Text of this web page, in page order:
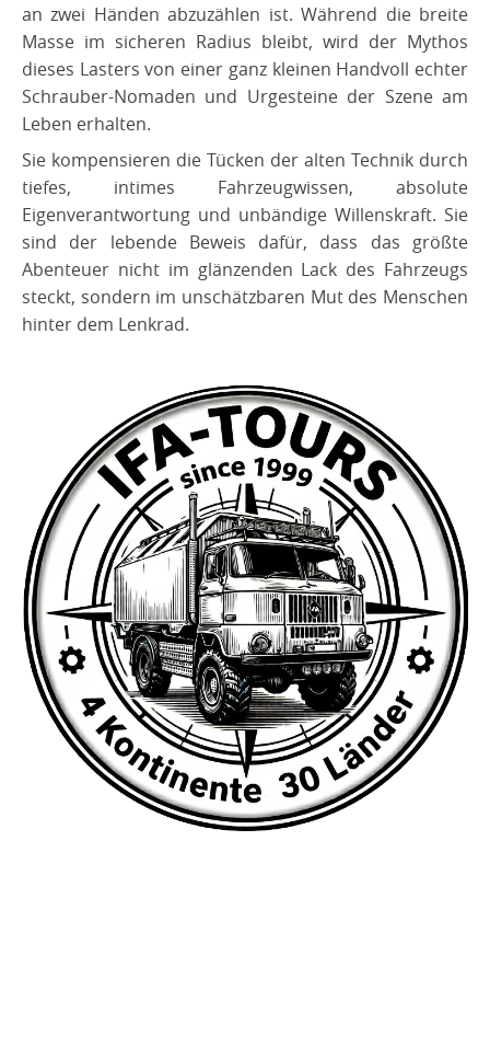
an zwei Händen abzuzählen ist. Während die breite
Masse im sicheren Radius bleibt, wird der Mythos
dieses Lasters von einer ganz kleinen Handvoll echter
Schrauber-Nomaden und Urgesteine der Szene am
Leben erhalten.
​Sie kompensieren die Tücken der alten Technik durch
tiefes, intimes Fahrzeugwissen, absolute
Eigenverantwortung und unbändige Willenskraft. Sie
sind der lebende Beweis dafür, dass das größte
Abenteuer nicht im glänzenden Lack des Fahrzeugs
steckt, sondern im unschätzbaren Mut des Menschen
hinter dem Lenkrad.